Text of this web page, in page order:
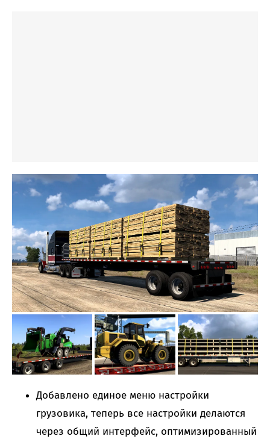
Добавлено единое меню настройки
грузовика, теперь все настройки делаются
через общий интерфейс, оптимизированный